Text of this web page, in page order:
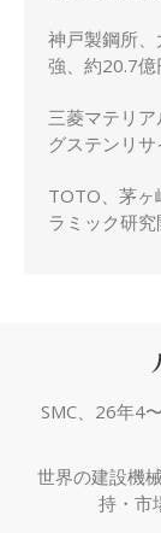
神戸製鋼所
強、約20.7億
三菱マテリ
グステンリ
TOTO、茅ヶ
ラミック研
SMC、26年4
世界の建設機
持・市